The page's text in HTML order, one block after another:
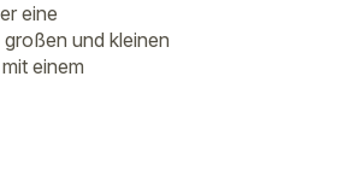
eine
und kleinen
einem